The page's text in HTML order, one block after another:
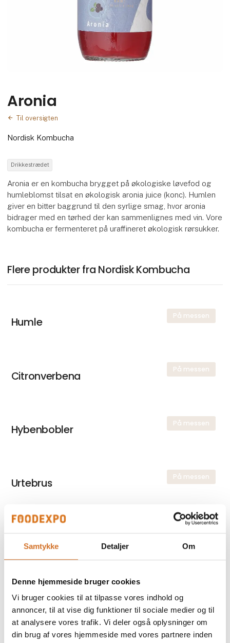
Samtykke Detaljer Om
Denne hjemmeside bruger cookies
Vi bruger cookies til at tilpasse vores indhold og
annoncer, til at vise dig funktioner til sociale medier og til
at analysere vores trafik. Vi deler også oplysninger om
din brug af vores hjemmeside med vores partnere inden
Aronia
Til oversigten
Nordisk Kombucha
Drikkestrædet
Aronia er en kombucha brygget på økologiske løvefod og
humleblomst tilsat en økologisk aronia juice (konc). Humlen
giver en bitter baggrund til den syrlige smag, hvor aronia
bidrager med en tørhed der kan sammenlignes med vin. Vore
kombucha er fermenteret på uraffineret økologisk rørsukker.
Flere produkter fra Nordisk Kombucha
På messen
Humle
På messen
Citronverbena
På messen
Hybenbobler
På messen
Urtebrus
Havtron
Sur Kirsebær